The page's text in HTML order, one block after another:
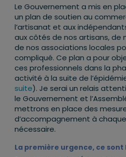
Le Gouvernement a mis en
un plan de soutien au
l’artisanat et aux
aux côtés de nos artisans, de
de nos associations locales
compliqué. Ce plan a pour
ces professionnels dans la
activité à la suite de
suite). Je serai un relais
le Gouvernement et
mettrons en place des
d’accompagnement à
nécessaire.
La première urgence, ce sont